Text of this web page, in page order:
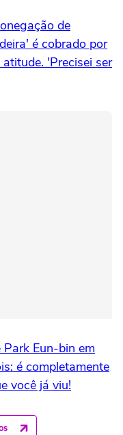
de
é cobrado por
'Precisei ser
Eun-bin em
é completamente
você já viu!